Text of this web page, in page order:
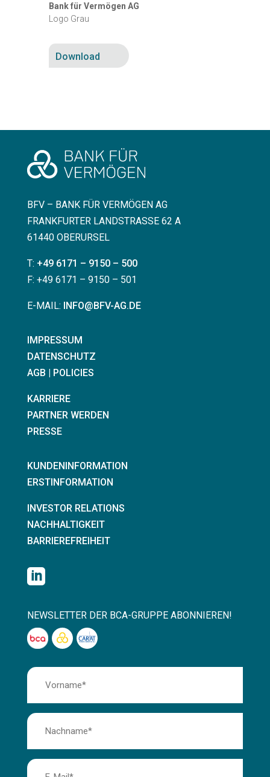
Bank für Vermögen AG
Logo Grau
Download
BFV – BANK FÜR VERMÖGEN AG
FRANKFURTER LANDSTRASSE 62 A
61440 OBERURSEL
T: +49 6171 – 9150 – 500
F: +49 6171 – 9150 – 501
E-MAIL: INFO@BFV-AG.DE
IMPRESSUM
DATENSCHUTZ
AGB | POLICIES
KARRIERE
PARTNER WERDEN
PRESSE
KUNDENINFORMATION
ERSTINFORMATION
INVESTOR RELATIONS
NACHHALTIGKEIT
BARRIEREFREIHEIT

NEWSLETTER DER BCA-GRUPPE ABONNIEREN!